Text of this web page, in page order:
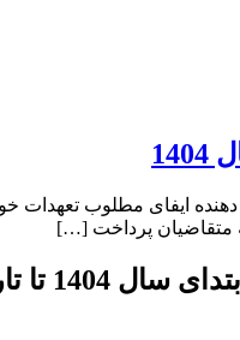
زمین در پرداخت تسهیلات تکلیفی طی دوره زمانی